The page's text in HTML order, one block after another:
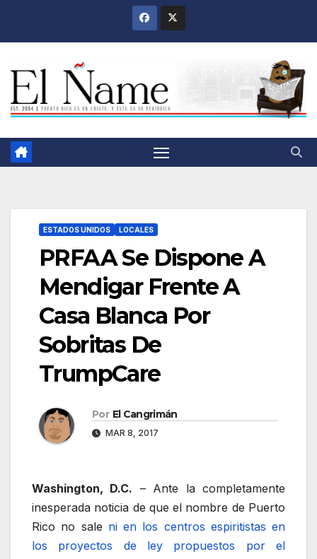
ESTADOS UNIDOS LOCALES
PRFAA Se Dispone A
Mendigar Frente A
Casa Blanca Por
Sobritas De
TrumpCare
Por El Cangrimán
MAR 8, 2017
Washington, D.C. – Ante la completamente
inesperada noticia de que el nombre de Puerto
Rico no sale ni en los centros espiritistas en
los proyectos de ley propuestos por el